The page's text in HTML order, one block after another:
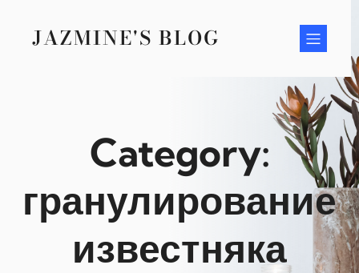
contentJAZMINE'S BLOG
Category:
гранулирование
известняка